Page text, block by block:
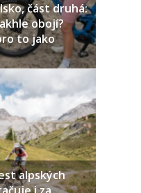
část druhá:
obojí?
to jako
alpských